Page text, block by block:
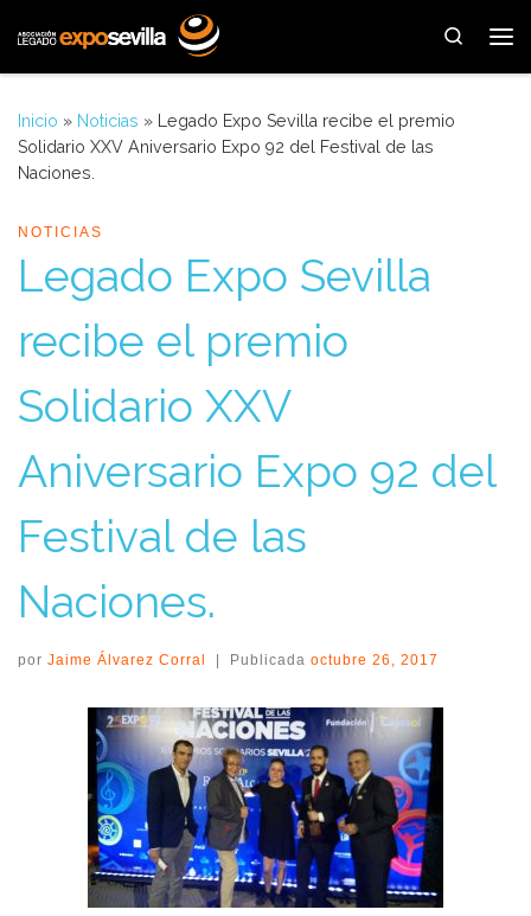
Saltar al contenido
Search
Inicio » Noticias »
Legado Expo Sevilla recibe el premio
Solidario XXV Aniversario Expo 92 del Festival de las
Naciones.
NOTICIAS
Legado Expo Sevilla
recibe el premio
Solidario XXV
Aniversario Expo 92 del
Festival de las
Naciones.
por Jaime Álvarez Corral | Publicada octubre 26, 2017